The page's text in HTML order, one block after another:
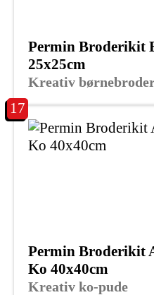
Kreativ
Permin Broderikit
25x25cm
17
Kreativ ko-pude
Permin Broderikit
Ko 40x40cm